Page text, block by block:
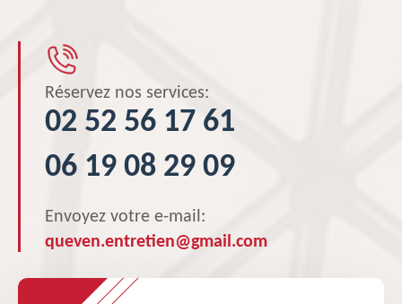
Réservez nos services:
02 52 56 17 61
06 19 08 29 09
Envoyez votre e-mail:
queven.entretien@gmail.com